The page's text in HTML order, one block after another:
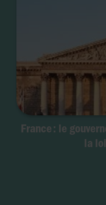
France : le
la